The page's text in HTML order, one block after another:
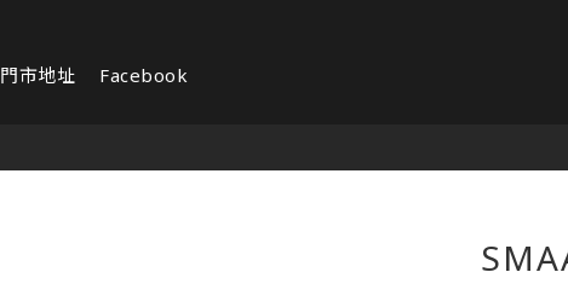
門市地址 Facebook